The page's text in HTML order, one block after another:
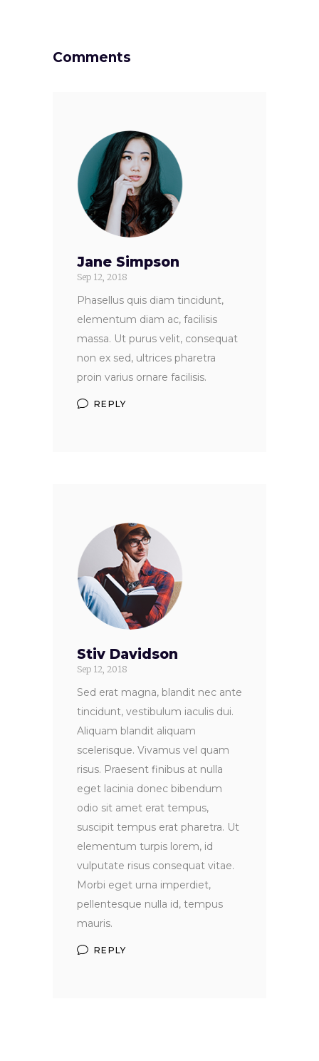
Comments
Jane Simpson
Sep 12, 2018
Phasellus quis diam tincidunt,
elementum diam ac, facilisis
massa. Ut purus velit, consequat
non ex sed, ultrices pharetra
proin varius ornare facilisis.
REPLY
Stiv Davidson
Sep 12, 2018
Sed erat magna, blandit nec ante
tincidunt, vestibulum iaculis dui.
Aliquam blandit aliquam
scelerisque. Vivamus vel quam
risus. Praesent finibus at nulla
eget lacinia donec bibendum
odio sit amet erat tempus,
suscipit tempus erat pharetra. Ut
elementum turpis lorem, id
vulputate risus consequat vitae.
Morbi eget urna imperdiet,
pellentesque nulla id, tempus
mauris.
REPLY